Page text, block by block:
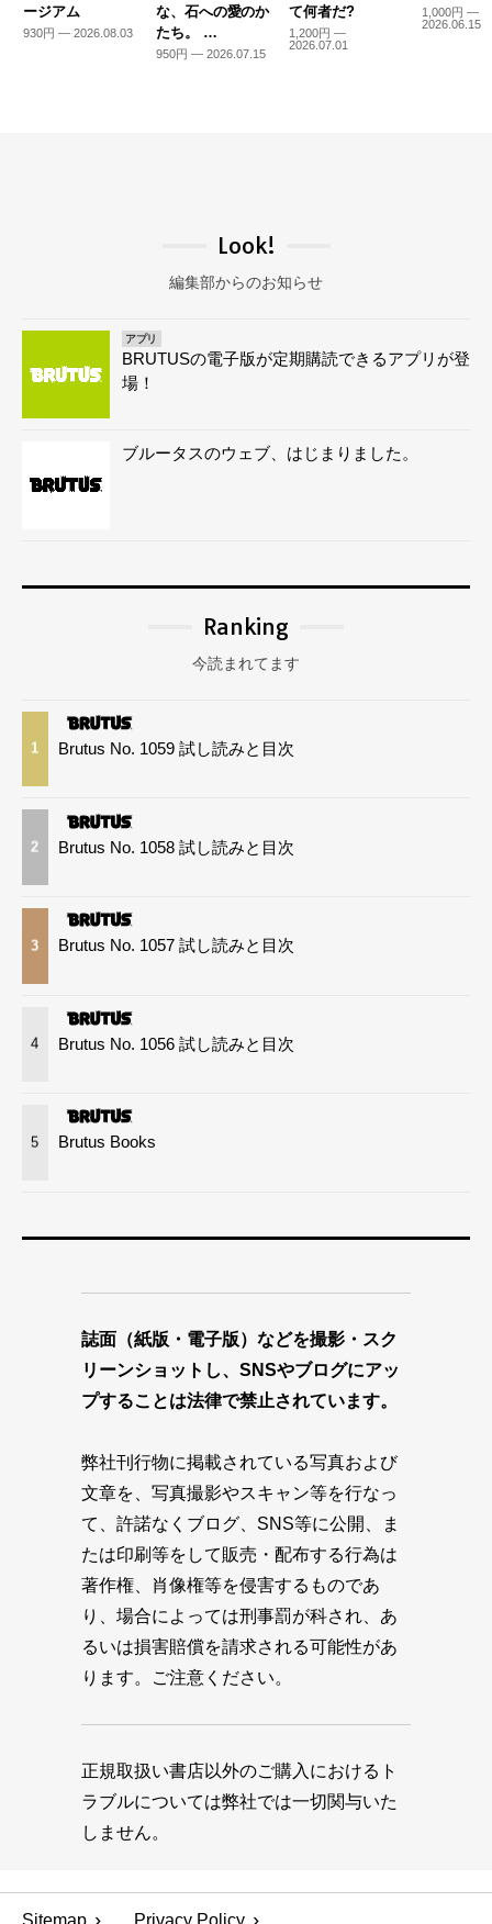
ージアム
930円 — 2026.08.03
な、石への愛のか
たち。 …
950円 — 2026.07.15
て何者だ?
1,200円 —
2026.07.01
1,000円 —
2026.06.15
Look!
編集部からのお知らせ
アプリ
BRUTUSの電子版が定期購読できるアプリが登
場！
ブルータスのウェブ、はじまりました。
Ranking
今読まれてます
1 Brutus No. 1059 試し読みと目次
2 Brutus No. 1058 試し読みと目次
3 Brutus No. 1057 試し読みと目次
4 Brutus No. 1056 試し読みと目次
5 Brutus Books
誌面（紙版・電子版）などを撮影・スク
リーンショットし、SNSやブログにアッ
プすることは法律で禁止されています。
弊社刊行物に掲載されている写真および
文章を、写真撮影やスキャン等を行なっ
て、許諾なくブログ、SNS等に公開、ま
たは印刷等をして販売・配布する行為は
著作権、肖像権等を侵害するものであ
り、場合によっては刑事罰が科され、あ
るいは損害賠償を請求される可能性があ
ります。ご注意ください。
正規取扱い書店以外のご購入におけるト
ラブルについては弊社では一切関与いた
しません。
Sitemap Privacy Policy